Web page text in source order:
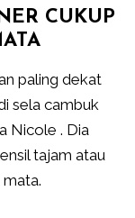
CUKUP
paling dekat
sela cambuk
Nicole . Dia
tajam atau